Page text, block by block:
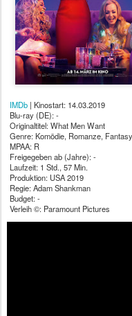
IMDb | Kinostart: 14.03.2019
Blu-ray (DE): -
Originaltitel: What Men Want
Genre: Komödie, Romanze, Fantasy
MPAA: R
Freigegeben ab (Jahre): -
Laufzeit: 1 Std., 57 Min.
Produktion: USA 2019
Regie: Adam Shankman
Budget: -
Verleih ©: Paramount Pictures